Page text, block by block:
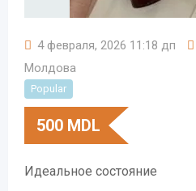
4 февраля, 2026 11:18 дп
Молдова
Popular
500 MDL
Идеальное состояние